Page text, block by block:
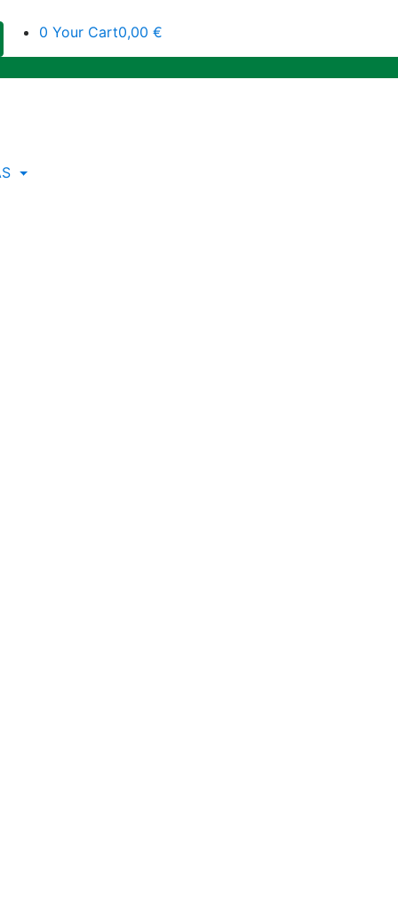
0 Your Cart0,00 €